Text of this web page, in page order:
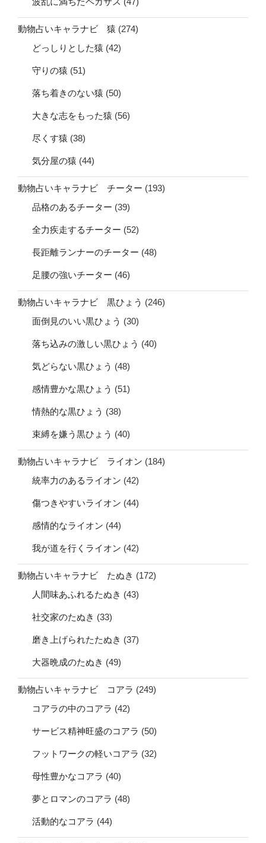
動物占いキャラナビ 猿 (274)
どっしりとした猿 (42)
守りの猿 (51)
落ち着きのない猿 (50)
大きな志をもった猿 (56)
尽くす猿 (38)
気分屋の猿 (44)
動物占いキャラナビ チーター (193)
品格のあるチーター (39)
全力疾走するチーター (52)
長距離ランナーのチーター (48)
足腰の強いチーター (46)
動物占いキャラナビ 黒ひょう (246)
面倒見のいい黒ひょう (30)
落ち込みの激しい黒ひょう (40)
気どらない黒ひょう (48)
感情豊かな黒ひょう (51)
情熱的な黒ひょう (38)
束縛を嫌う黒ひょう (40)
動物占いキャラナビ ライオン (184)
統率力のあるライオン (42)
傷つきやすいライオン (44)
感情的なライオン (44)
我が道を行くライオン (42)
動物占いキャラナビ たぬき (172)
人間味あふれるたぬき (43)
社交家のたぬき (33)
磨き上げられたたぬき (37)
大器晩成のたぬき (49)
動物占いキャラナビ コアラ (249)
コアラの中のコアラ (42)
サービス精神旺盛のコアラ (50)
フットワークの軽いコアラ (32)
母性豊かなコアラ (40)
夢とロマンのコアラ (48)
活動的なコアラ (44)